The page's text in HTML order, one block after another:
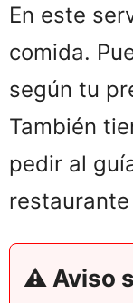
En este
comida.
según tu
También
pedir al
⚠️ Aviso